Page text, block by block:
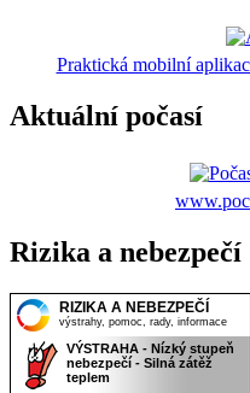
Praktická mobilní
Aktuální počasí
Rizika a nebezpečí